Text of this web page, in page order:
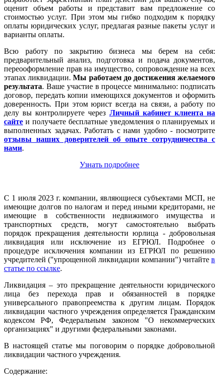
оценит объем работы и представит вам предложение со
стоимостью услуг. При этом мы гибко подходим к порядку
оплаты юридических услуг, предлагая разные пакеты услуг и
варианты оплаты.
Всю работу по закрытию бизнеса мы берем на себя:
предварительный анализ, подготовка и подача документов,
переооформление прав на имущество, сопровождение на всех
этапах ликвидации.Мы работаем до достижения желаемого
результата. Ваше участие в процессе минимально: подписать
договор, передать копии имеющихся документов и оформить
доверенность. При этом юрист всегда на связи, а работу по
делу вы контролируете через Личный кабинет клиента на
сайте и получаете бесплатные уведомления о планируемых и
выполненных задачах. Работать с нами удобно - посмотрите
отзывы наших доверителей об опыте сотрудничества с
нами.
Узнать подробнее
С 1 июля 2023 г. компании, являющиеся субъектами МСП, не
имеющие долгов по налогам и перед иными кредиторами, не
имеющие в собственности недвижимого имущества и
транспортных средств, могут самостоятельно выбрать
порядок прекращения деятельности юрлица - добровольная
ликвидация или исключение из ЕГРЮЛ. Подробнее о
процедуре исключения компании из ЕГРЮЛ по решению
учредителей ("упрощенной ликвидации компании") читайте в
статье по ссылке.
Ликвидация – это прекращение деятельности юридического
лица без перехода прав и обязанностей в порядке
универсального правопреемства к другим лицам. Порядок
ликвидации частного учреждения определяется Гражданским
кодексом РФ, Федеральным законом "О некоммерческих
организациях" и другими федеральными законами.
В настоящей статье мы поговорим о порядке добровольной
ликвидации частного учреждения.
Содержание: